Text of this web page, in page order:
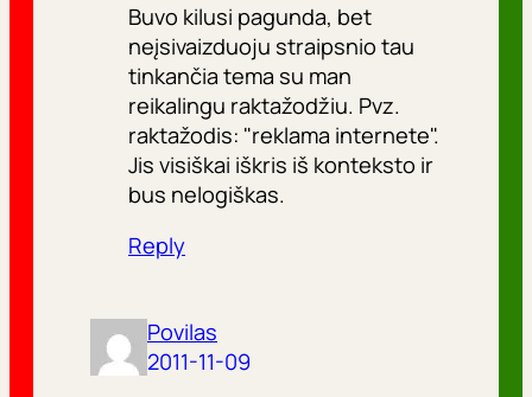
Buvo kilusi pagunda, bet
neįsivaizduoju straipsnio tau
tinkančia tema su man
reikalingu raktažodžiu. Pvz.
raktažodis: "reklama internete".
Jis visiškai iškris iš konteksto ir
bus nelogiškas.
Reply
Povilas
2011-11-09